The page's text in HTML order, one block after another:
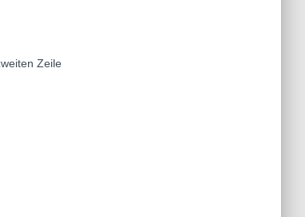
Zeile